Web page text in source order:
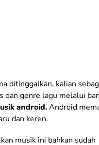
ditinggalkan, kalian
dan genre lagu melalui
android.Android
dan keren.
musik ini bahkan sudah